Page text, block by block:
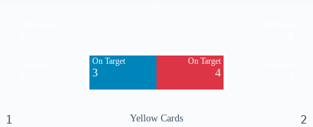
On Target
3
On Target
4
1 Yellow Cards 2